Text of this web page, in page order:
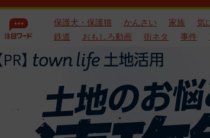
保護犬・保護猫 かんさい 家族 気
鉄道
おもしろ動画 街ネタ 事件